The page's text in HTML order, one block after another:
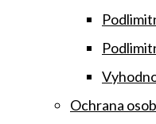
Ochrana